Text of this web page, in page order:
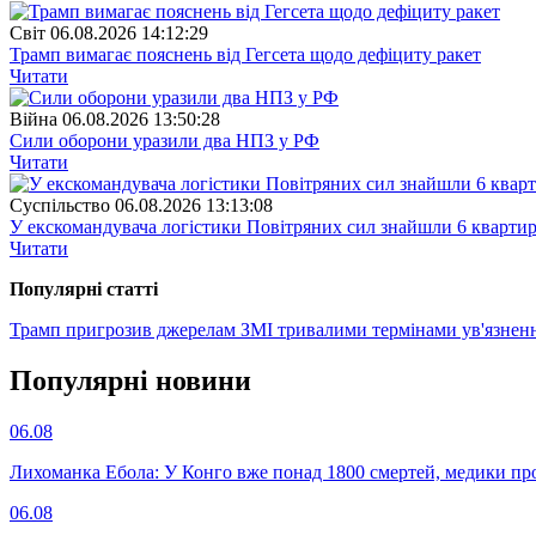
Свiт 06.08.2026 14:12:29
Трамп вимагає пояснень від Гегсета щодо дефіциту ракет
Читати
Війна 06.08.2026 13:50:28
Сили оборони уразили два НПЗ у РФ
Читати
Суспiльство 06.08.2026 13:13:08
У екскомандувача логістики Повітряних сил знайшли 6
Читати
Популярнi статтi
Трамп пригрозив джерелам ЗМІ тривалими термінами
Популярнi новини
06.08
Лихоманка Ебола: У Конго вже понад 1800 смертей, медики
06.08